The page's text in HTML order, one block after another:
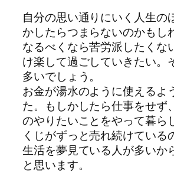
自分の思い通りにいく人生の
かしたらつまらないのかもし
なるべくなら苦労派したくな
け楽して過ごしていきたい。
多いでしょう。
お金が湯水のように使えるよ
た。もしかしたら仕事をせず
のやりたいことをやって暮ら
くじがずっと売れ続けている
生活を夢見ている人が多いか
と思います。